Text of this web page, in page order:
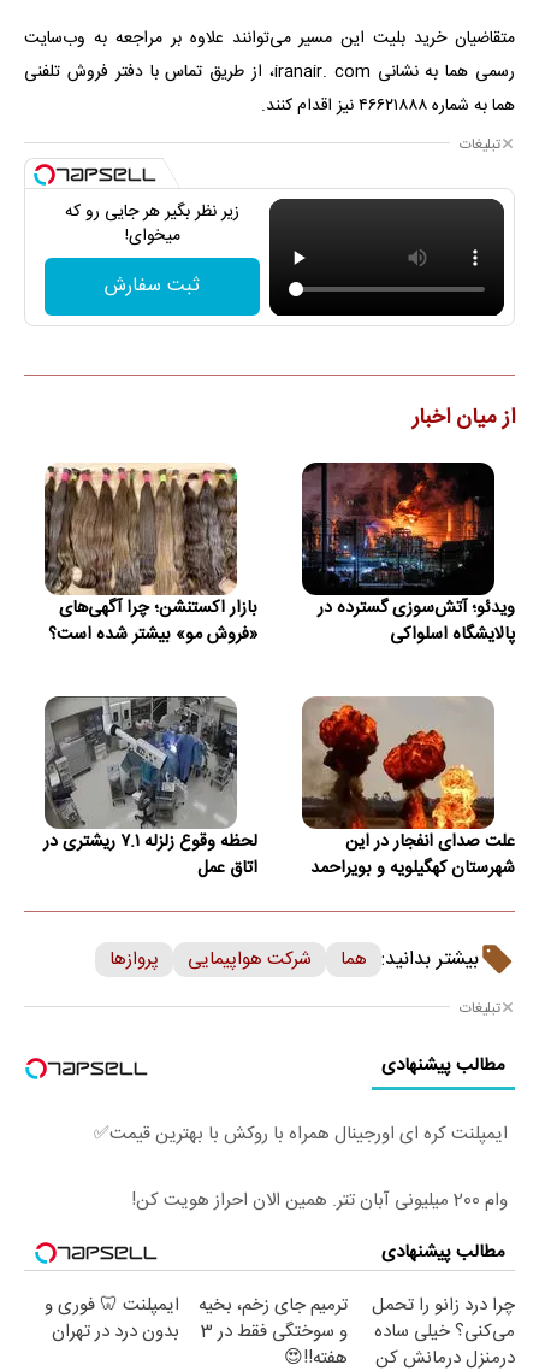
متقاضیان خرید بلیت این مسیر می‌توانند علاوه بر مراجعه به وب‌سایت
رسمی هما به نشانی iranair. com، از طریق تماس با دفتر فروش تلفنی
هما به شماره ۴۶۶۲۱۸۸۸ نیز اقدام کنند.
تبلیغات
زیر نظر بگیر هر جایی رو که
میخوای!
ثبت سفارش
از میان اخبار
ویدئو؛ آتش‌سوزی گسترده در
پالایشگاه اسلواکی
بازار اکستنشن؛ چرا آگهی‌های
«فروش مو» بیشتر شده است؟
علت صدای انفجار در این
شهرستان کهگیلویه و بویراحمد
لحظه وقوع زلزله ۷.۱ ریشتری در
اتاق عمل
بیشتر بدانید: هما شرکت هواپیمایی پروازها
تبلیغات
مطالب پیشنهادی
ایمپلنت کره ای اورجینال همراه با روکش با بهترین قیمت✅
وام 200 میلیونی آبان تتر. همین الان احراز هویت کن!
مطالب پیشنهادی
چرا درد زانو را تحمل
می‌کنی؟ خیلی ساده
درمنزل درمانش کن
ترمیم جای زخم، بخیه
و سوختگی فقط در 3
هفته!!😍
ایمپلنت 🦷 فوری و
بدون درد در تهران